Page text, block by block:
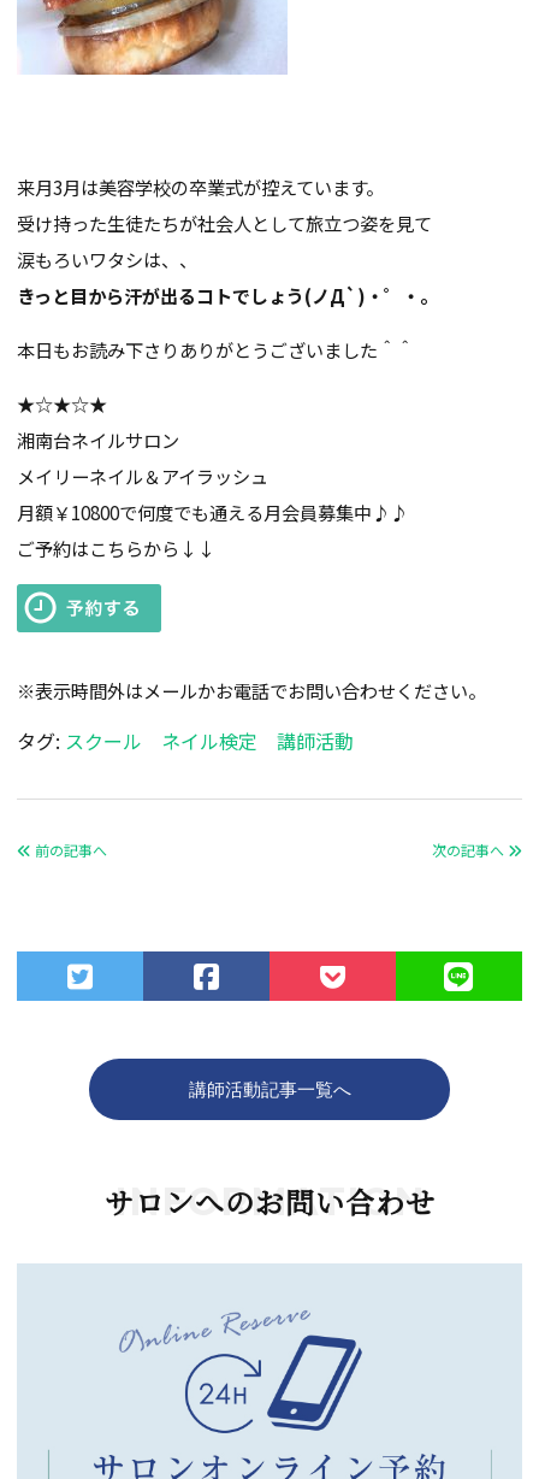
来月3月は美容学校の卒業式が控えています。
受け持った生徒たちが社会人として旅立つ姿を見て
涙もろいワタシは、、
きっと目から汗が出るコトでしょう(ノД`)・゜・。
本日もお読み下さりありがとうございました＾＾
★☆★☆★
湘南台ネイルサロン
メイリーネイル＆アイラッシュ
月額￥10800で何度でも通える月会員募集中♪♪
ご予約はこちらから↓↓
※表示時間外はメールかお電話でお問い合わせください。
タグ: スクール ネイル検定 講師活動
前の記事へ 次の記事へ
講師活動記事一覧へ
INFORMATION
サロンへのお問い合わせ